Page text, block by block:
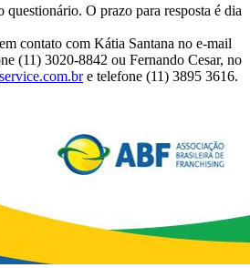
questionário. O prazo para resposta é dia
contato com Kátia Santana no e-mail
(11) 3020-8842 ou Fernando Cesar, no
e telefone (11) 3895 3616.